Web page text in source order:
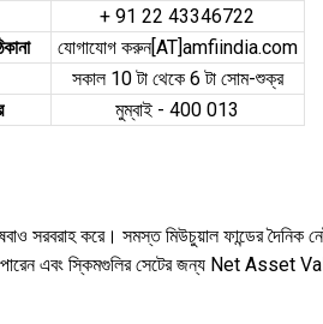
+ 91 22 43346722
যোগাযোগ করুন[AT]amfiindia.com
সকাল 10 টা থেকে 6 টা সোম-শুক্র
মুম্বাই - 400 013
সরবরাহ করে। সমস্ত মিউচুয়াল ফান্ডের
এবং স্কিমগুলির সেটের জন্য Net Asset